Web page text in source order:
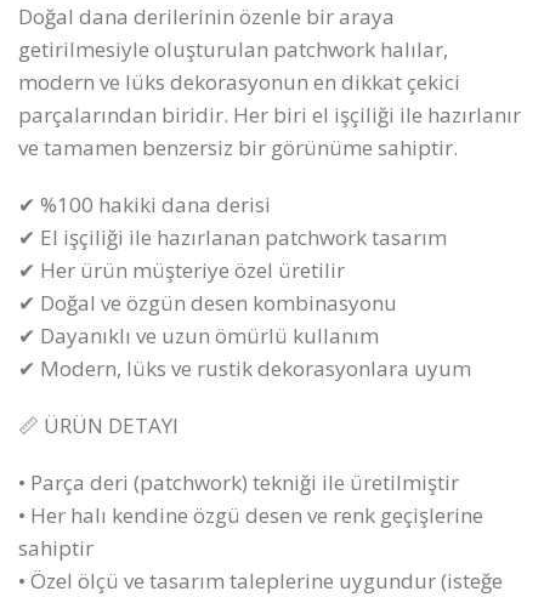
Doğal dana derilerinin özenle bir araya
getirilmesiyle oluşturulan patchwork halılar,
modern ve lüks dekorasyonun en dikkat çekici
parçalarından biridir. Her biri el işçiliği ile hazırlanır
ve tamamen benzersiz bir görünüme sahiptir.
✔ %100 hakiki dana derisi
✔ El işçiliği ile hazırlanan patchwork tasarım
✔ Her ürün müşteriye özel üretilir
✔ Doğal ve özgün desen kombinasyonu
✔ Dayanıklı ve uzun ömürlü kullanım
✔ Modern, lüks ve rustik dekorasyonlara uyum
📏 ÜRÜN DETAYI
• Parça deri (patchwork) tekniği ile üretilmiştir
• Her halı kendine özgü desen ve renk geçişlerine
sahiptir
• Özel ölçü ve tasarım taleplerine uygundur (isteğe